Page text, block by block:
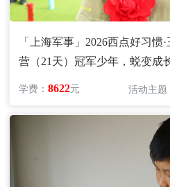
「上海军事」2026西点好习惯
营（21天）冠军少年，蜕变成
学费：8622元 活动主题